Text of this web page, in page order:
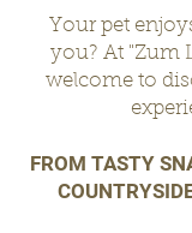
Your pet
you? At "Zum
welcome to
FROM TASTY